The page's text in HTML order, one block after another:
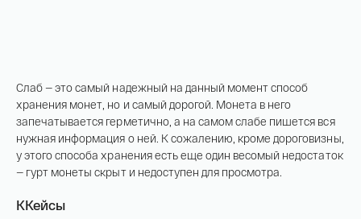
Слаб — это самый надежный на данный момент способ
хранения монет, но и самый дорогой. Монета в него
запечатывается герметично, а на самом слабе пишется вся
нужная информация о ней. К сожалению, кроме дороговизны,
у этого способа хранения есть еще один весомый недостаток
— гурт монеты скрыт и недоступен для просмотра.
ККейсы